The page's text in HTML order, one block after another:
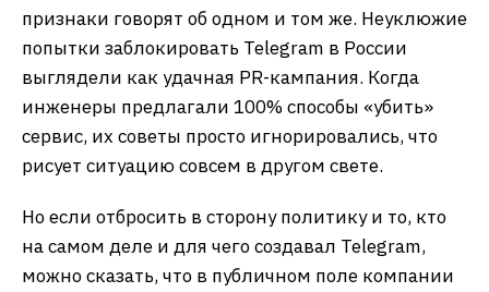
признаки говорят об одном и том же. Неуклюжие
попытки заблокировать Telegram в России
выглядели как удачная PR-кампания. Когда
инженеры предлагали 100% способы «убить»
сервис, их советы просто игнорировались, что
рисует ситуацию совсем в другом свете.
Но если отбросить в сторону политику и то, кто
на самом деле и для чего создавал Telegram,
можно сказать, что в публичном поле компании